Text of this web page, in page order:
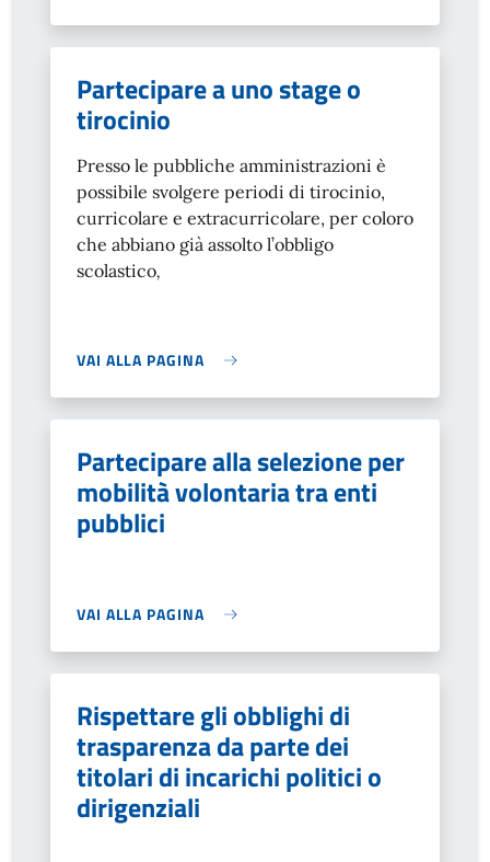
Partecipare a uno stage o
tirocinio
Presso le pubbliche amministrazioni è
possibile svolgere periodi di tirocinio,
curricolare e extracurricolare, per coloro
che abbiano già assolto l’obbligo
scolastico,
VAI ALLA PAGINA
Partecipare alla selezione per
mobilità volontaria tra enti
pubblici
VAI ALLA PAGINA
Rispettare gli obblighi di
trasparenza da parte dei
titolari di incarichi politici o
dirigenziali